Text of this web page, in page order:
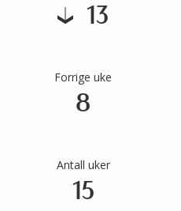
13
Forrige uke
8
Antall uker
15